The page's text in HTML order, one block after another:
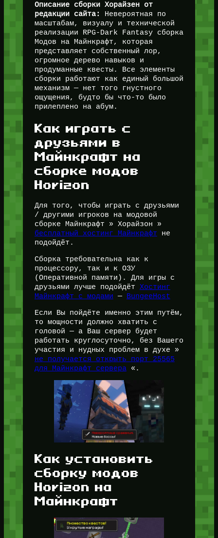
Описание сборки Хорайзен от
редакции сайта:
Невероятная по
масштабам, визуалу и технической
реализации RPG-Dark Fantasy сборка
Модов на Майнкрафт, которая
представляет собственный лор,
огромное дерево навыков и
продуманные квесты. Все элементы
сборки работают как единый большой
механизм — нет того гнустного
ощущения, будто бы что-то было
прилеплено на абум.
Как играть с
друзьями в
Майнкрафт на
сборке модов
Horizon
Для того, чтобы играть с друзьями
/ другими игроков на модовой
сборке Майнкрафт » Хорайзон »
бесплатный хостинг Майнкрафт не
подойдёт.
Сборка требовательна как к
процессору, так и к ОЗУ
(Оперативной памяти). Для игры с
друзьями лучше подойдёт Хостинг
Майнкрафт с модами — BungeeHost
Если Вы пойдёте именно этим путём,
то мощности должно хватить с
головой — а Ваш сервер будет
работать круглосуточно, без Вашего
участия и нудных проблем в духе »
не получается открыть порт 25565
для Майнкрафт сервера«.
Как установить
сборку модов
Horizon на
Майнкрафт